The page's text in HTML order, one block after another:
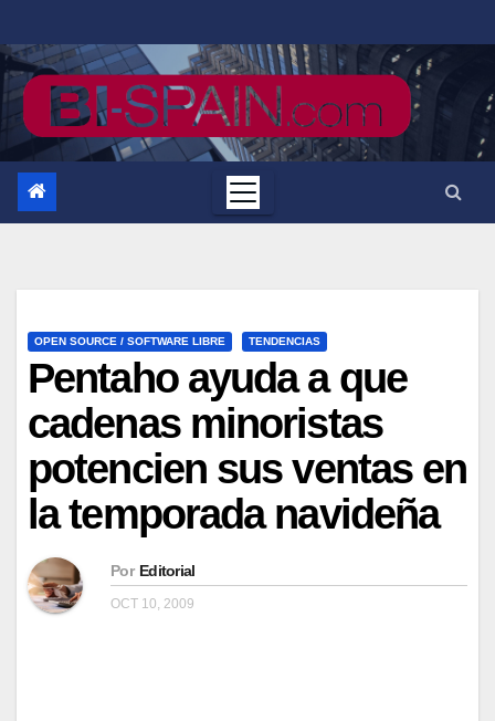
al
contenido
OPEN SOURCE / SOFTWARE LIBRE TENDENCIAS
Pentaho ayuda a que
cadenas minoristas
potencien sus ventas en
la temporada navideña
Por Editorial
OCT 10, 2009